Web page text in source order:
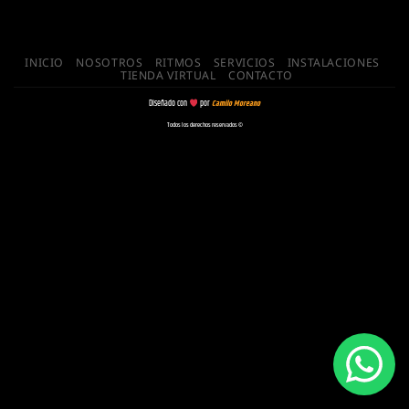
INICIO NOSOTROS RITMOS SERVICIOS
INSTALACIONES
TIENDA VIRTUAL
CONTACTO
Diseñado con porCamilo Moreano
Todos los derechos reservados ©️